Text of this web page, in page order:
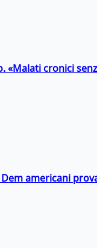
«Malati cronici
americani